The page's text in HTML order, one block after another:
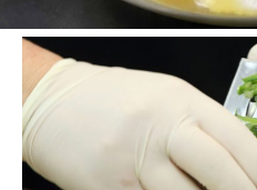
στο χέρι μας και δεν θα μπει